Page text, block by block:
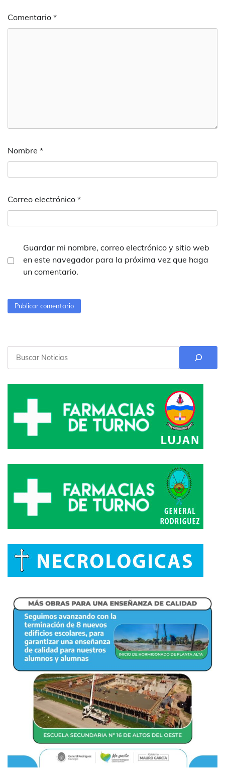
Comentario *
Nombre *
Correo electrónico *
Guardar mi nombre, correo electrónico y sitio web
en este navegador para la próxima vez que haga
un comentario.